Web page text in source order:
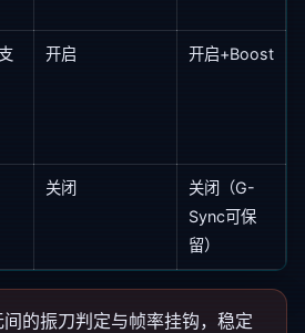
开启 开启+Boost
关闭
关闭（G-
Sync可保
留）
间的振刀判定与帧率挂钩，稳定